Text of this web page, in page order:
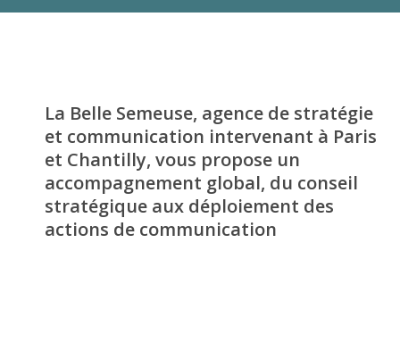
La Belle Semeuse, agence de stratégie
et communication intervenant à Paris
et Chantilly, vous propose un
accompagnement global, du conseil
stratégique aux déploiement des
actions de communication